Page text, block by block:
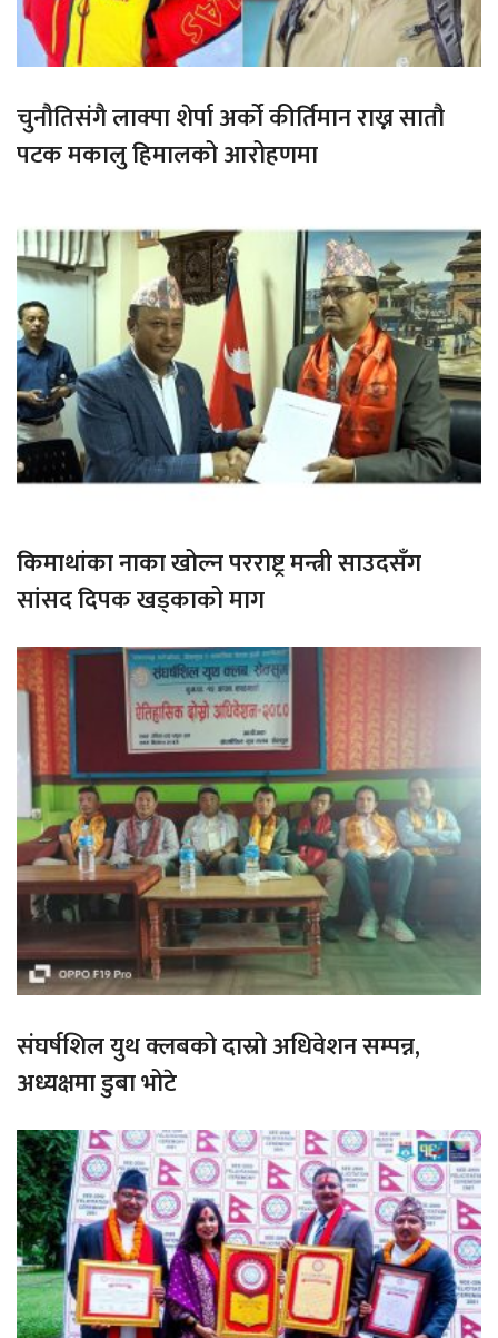
चुनौतिसंगै लाक्पा शेर्पा अर्को कीर्तिमान राख्न सातौ
पटक मकालु हिमालको आरोहणमा
किमाथांका नाका खोल्न परराष्ट्र मन्त्री साउदसँग
सांसद दिपक खड्काको माग
संघर्षशिल युथ क्लबको दास्रो अधिवेशन सम्पन्न,
अध्यक्षमा डुबा भोटे